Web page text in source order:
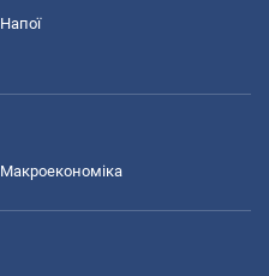
Напої
Макроекономіка